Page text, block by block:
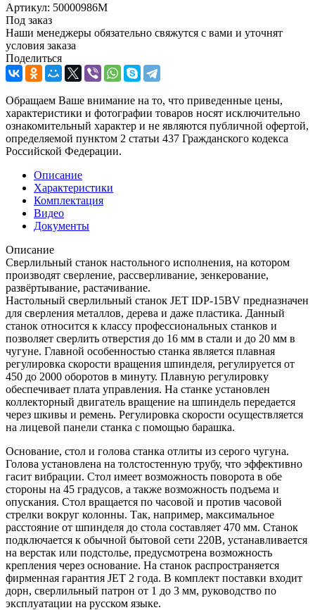
Артикул: 50000986M
Под заказ
Наши менеджеры обязательно свяжутся с вами и уточнят
условия заказа
Поделиться
Обращаем Ваше внимание на то, что приведенные цены,
характеристики и фотографии товаров носят исключительно
ознакомительный характер и не являются публичной офертой,
определяемой пунктом 2 статьи 437 Гражданского кодекса
Российской Федерации.
Описание
Характеристики
Комплектация
Видео
Документы
Описание
Сверлильный станок настольного исполнения, на котором
производят сверление, рассверливание, зенкерование,
развёртывание, растачивание.
Настольный сверлильный станок JET IDP-15BV предназначен
для сверления металлов, дерева и даже пластика. Данный
станок относится к классу профессиональных станков и
позволяет сверлить отверстия до 16 мм в стали и до 20 мм в
чугуне. Главной особенностью станка является плавная
регулировка скорости вращения шпинделя, регулируется от
450 до 2000 оборотов в минуту. Плавную регулировку
обеспечивает плата управления. На станке установлен
коллекторный двигатель вращение на шпиндель передается
через шкивы и ремень. Регулировка скорости осуществляется
на лицевой панели станка с помощью барашка.
Основание, стол и голова станка отлиты из серого чугуна.
Голова установлена на толстостенную трубу, что эффективно
гасит вибрации. Стол имеет возможность поворота в обе
стороны на 45 градусов, а также возможность подъема и
опускания. Стол вращается по часовой и против часовой
стрелки вокруг колонны. Так, например, максимальное
расстояние от шпинделя до стола составляет 470 мм. Станок
подключается к обычной бытовой сети 220В, устанавливается
на верстак или подстолье, предусмотрена возможность
крепления через основание. На станок распространяется
фирменная гарантия JET 2 года. В комплект поставки входит
дорн, сверлильный патрон от 1 до 3 мм, руководство по
эксплуатации на русском языке.